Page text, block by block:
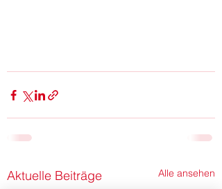
Aktuelle Beiträge Alle ansehen